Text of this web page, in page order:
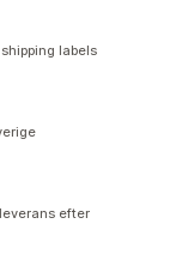
labels
efter